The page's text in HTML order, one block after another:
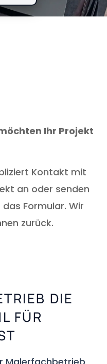
Ihr Projekt
Kontakt mit
an oder senden
Formular. Wir
zurück.
DIE
FÜR